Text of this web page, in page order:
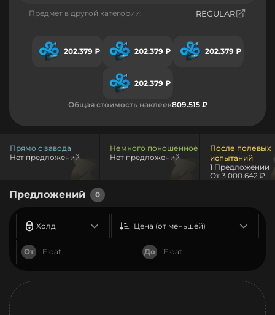
Предмет в другой категории: REGULAR
202.379 ₽ 202.379 ₽ 202.379 ₽
202.379 ₽
Общая стоимость наклеек809.515 ₽
Прямо с завода
Нет предложений
Немного поношенное
Нет предложений
После полевых
испытаний
1 Предложений
От 3 000.642 ₽
Предложений 0
Холд
От До
Цена (от меньшей)